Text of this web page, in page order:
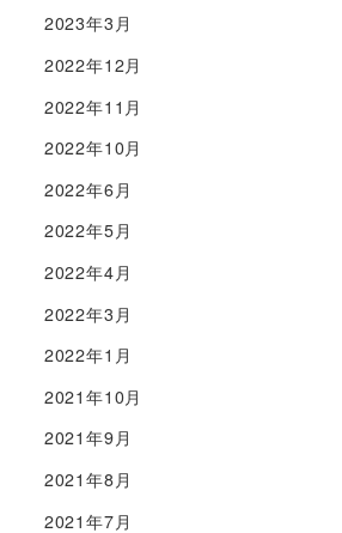
2023年3月
2022年12月
2022年11月
2022年10月
2022年6月
2022年5月
2022年4月
2022年3月
2022年1月
2021年10月
2021年9月
2021年8月
2021年7月